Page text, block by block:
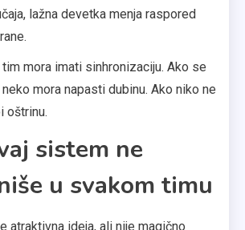
lažna devetka menja raspored
tim mora imati sinhronizaciju. Ako se
mora napasti dubinu. Ako niko ne
oštrinu.
sistem ne
u svakom timu
atraktivna ideja, ali nije magično